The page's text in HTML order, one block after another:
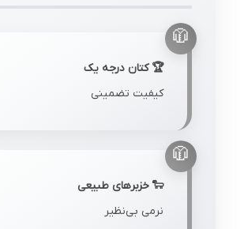
🏆 کتان درجه یک
کیفیت تضمینی
🐑 خزبرهای طبیعی
نرمی بی‌نظیر